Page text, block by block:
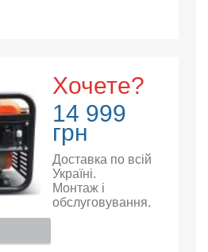
Хочете?
14 999
грн
Доставка по всій
Україні.
Монтаж і
обслуговування.